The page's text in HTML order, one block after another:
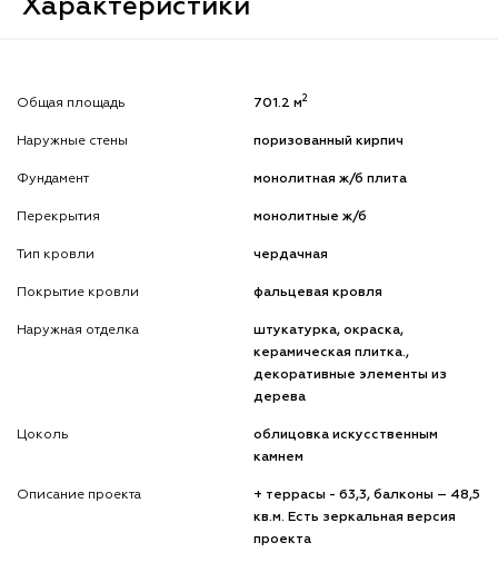
Характеристики
Общая площадь 701.2 м2
Наружные стены поризованный кирпич
Фундамент монолитная ж/б плита
Перекрытия монолитные ж/б
Тип кровли чердачная
Покрытие кровли фальцевая кровля
Наружная отделка
штукатурка, окраска,
керамическая плитка.,
декоративные элементы из
дерева
Цоколь
облицовка искусственным
камнем
Описание проекта
+ террасы - 63,3, балконы – 48,5
кв.м. Есть зеркальная версия
проекта